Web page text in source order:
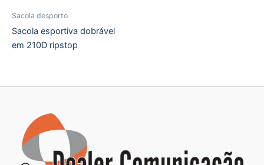
Sacola desporto
Sacola esportiva dobrável
em 210D ripstop